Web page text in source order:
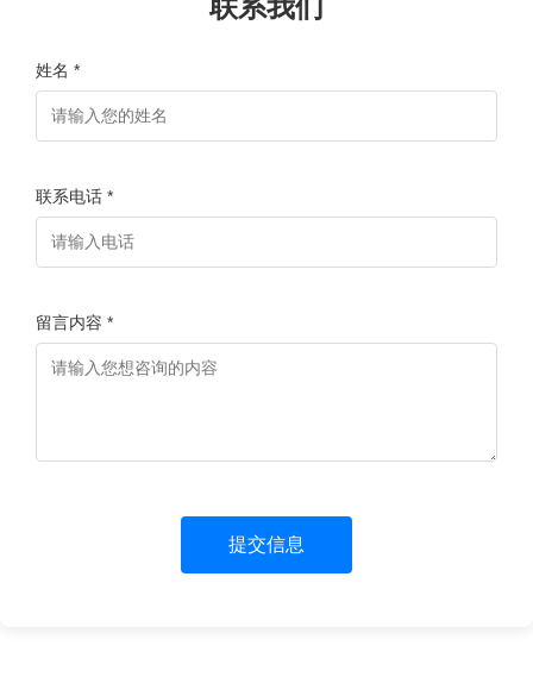
联系我们
姓名 *
联系电话 *
留言内容 *
提交信息